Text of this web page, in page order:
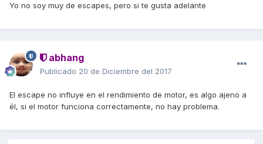
Yo no soy muy de escapes, pero si te gusta adelante
abhang
Publicado 20 de Diciembre del 2017
El escape no influye en el rendimiento de motor, es algo ajeno a
él, si el motor funciona correctamente, no hay problema.